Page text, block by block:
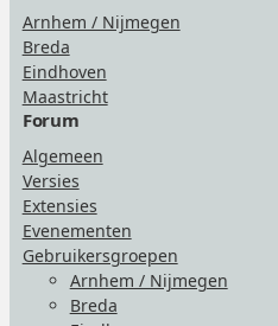
Arnhem / Nijmegen
Breda
Eindhoven
Maastricht
Forum
Algemeen
Versies
Extensies
Evenementen
Gebruikersgroepen
Arnhem / Nijmegen
Breda